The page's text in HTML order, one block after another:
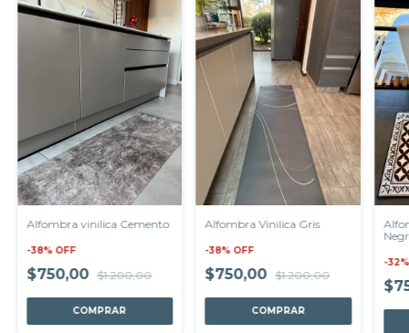
Alfombra vinilica Cemento
-38% OFF
$750,00 $1.200,00
COMPRAR
Alfombra Vinilica Gris
-38% OFF
$750,00 $1.200,00
COMPRAR
-32